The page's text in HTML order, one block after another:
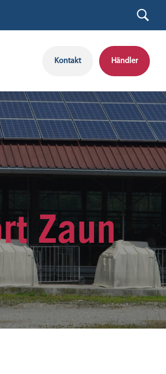
Kontakt Händler
Zaun